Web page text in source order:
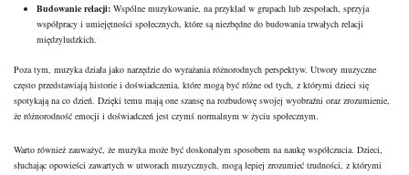
Budowanie relacji: Wspólne muzykowanie, na przykład w grupach lub zespołach, sprzyja
współpracy i umiejętności społecznych, które są niezbędne do budowania trwałych relacji
międzyludzkich.
Poza tym, muzyka działa jako narzędzie do wyrażania różnorodnych perspektyw. Utwory muzyczne
często przedstawiają historie i doświadczenia, które mogą być różne od tych, z którymi dzieci się
spotykają na co dzień. Dzięki temu mają one szansę na rozbudowę swojej wyobraźni oraz zrozumienie,
że różnorodność emocji i doświadczeń jest czymś normalnym w życiu społecznym.
Warto również zauważyć, że muzyka może być doskonałym sposobem na naukę współczucia. Dzieci,
słuchając opowieści zawartych w utworach muzycznych, mogą lepiej zrozumieć trudności, z którymi